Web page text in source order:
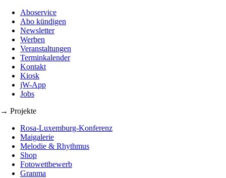
Aboservice
Abo kündigen
Newsletter
Werben
Veranstaltungen
Terminkalender
Kontakt
Kiosk
jW-App
Jobs
→ Projekte
Rosa-Luxemburg-Konferenz
Maigalerie
Melodie & Rhythmus
Shop
Fotowettbewerb
Granma